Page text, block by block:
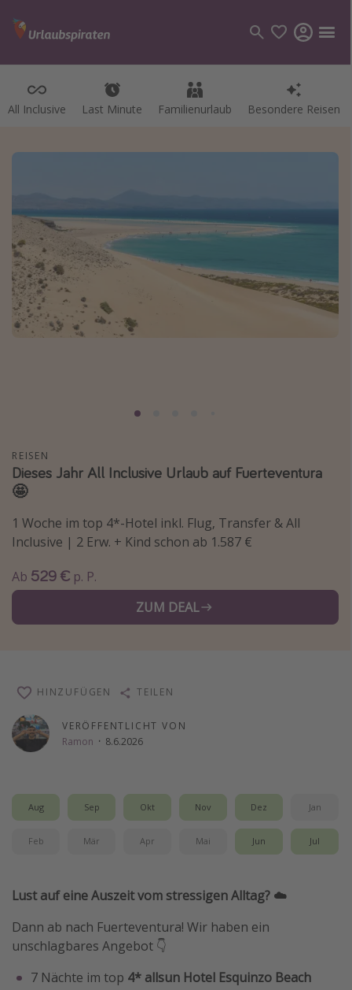
All Inclusive Last Minute Familienurlaub Besondere Reisen
Kategorien
Kreuzfahrten
Reiseziele
Alle Reiseziele
Bodensee Urlaub
Kefalonia Urlaub
Krabi Urlaub
Tulum Urlaub
Sri Lanka Rundreise
Japan Rundreise
Reisethemen
Alle Reisethemen
Roadtrips
Wochenendtrip
Singlereisen
Gruppenreisen
Weitere Themen
Reise Journal
Familienurlaub in der Türkei
REISEN
Dieses Jahr All Inclusive Urlaub auf Fuerteventura
🤩
1 Woche im top 4*-Hotel inkl. Flug, Transfer & All
Inclusive | 2 Erw. + Kind schon ab 1.587 €
Ab 529 € p. P.
ZUM DEAL
VERÖFFENTLICHT VON
Ramon · 8.6.2026
HINZUFÜGEN TEILEN
Aug Sep Okt Nov Dez Jan
Feb Mär Apr Mai Jun Jul
Lust auf eine Auszeit vom stressigen Alltag? ☁️
Dann ab nach Fuerteventura! Wir haben ein
unschlagbares Angebot 👇
7 Nächte im top 4* allsun Hotel Esquinzo Beach